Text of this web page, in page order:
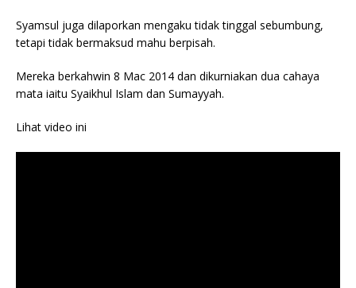
Syamsul juga dilaporkan mengaku tidak tinggal sebumbung,
tetapi tidak bermaksud mahu berpisah.
Mereka berkahwin 8 Mac 2014 dan dikurniakan dua cahaya
mata iaitu Syaikhul Islam dan Sumayyah.
Lihat video ini